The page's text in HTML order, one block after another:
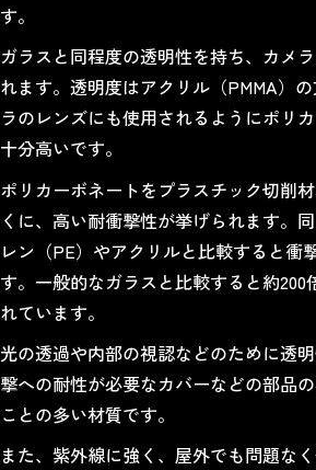
す。
ガラスと同程度の透明性を持ち、カメ
れます。透明度はアクリル（PMMA）
ラのレンズにも使用されるようにポリ
十分高いです。
ポリカーボネートをプラスチック切削
くに、高い耐衝撃性が挙げられます。
レン（PE）やアクリルと比較すると衝
す。一般的なガラスと比較すると約
れています。
光の透過や内部の視認などのために透
撃への耐性が必要なカバーなどの部品
ことの多い材質です。
また、紫外線に強く、屋外でも問題な